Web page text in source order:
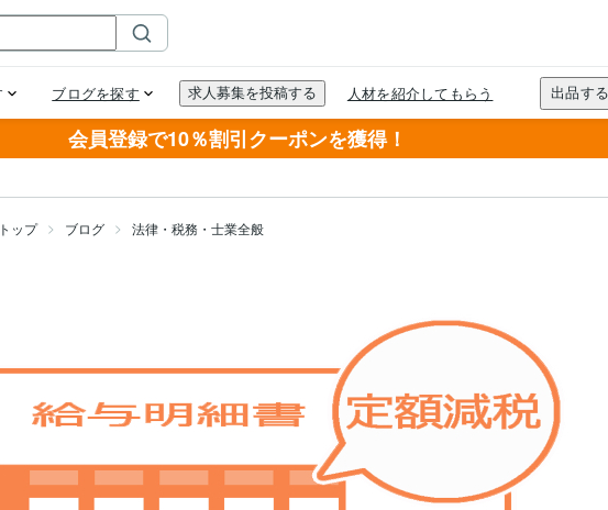
会員登録で10％割引クーポンを獲得！
ップ ブログ 法律・税務・士業全般